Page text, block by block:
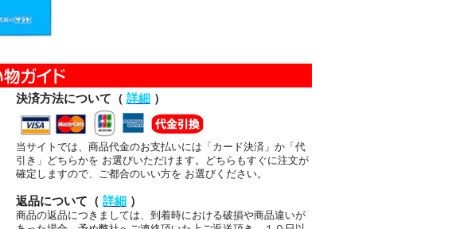
決済方法について（ 詳細 ）
当サイトでは、商品代金のお支払いには「カード決済」か「代
引き」どちらかを お選びいただけます。どちらもすぐに注文が
確定しますので、ご都合のいい方を お選びください。
返品について（ 詳細 ）
商品の返品につきましては、到着時における破損や商品違いが